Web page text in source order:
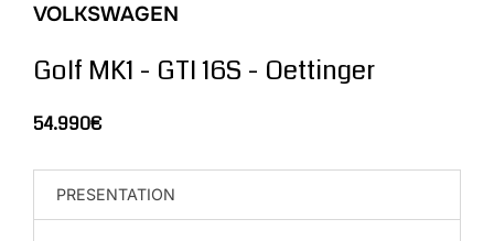
VOLKSWAGEN
Golf MK1 - GTI 16S - Oettinger
54.990€
PRESENTATION